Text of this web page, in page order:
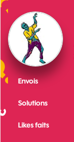
Envois
Solutions
Likes faits